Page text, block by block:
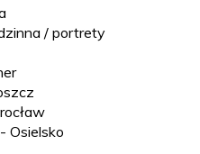
/ portrety
Osielsko